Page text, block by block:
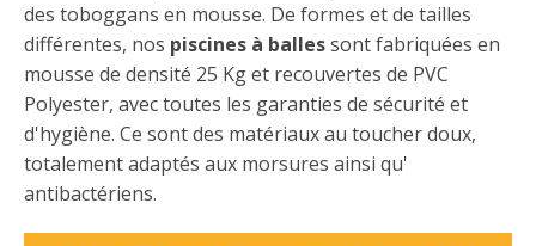
des toboggans en mousse. De formes et de tailles
différentes, nos piscines à ballessont fabriquées en
mousse de densité 25 Kg et recouvertes de PVC
Polyester, avec toutes les garanties de sécurité et
d'hygiène. Ce sont des matériaux au toucher doux,
totalement adaptés aux morsures ainsi qu'
antibactériens.